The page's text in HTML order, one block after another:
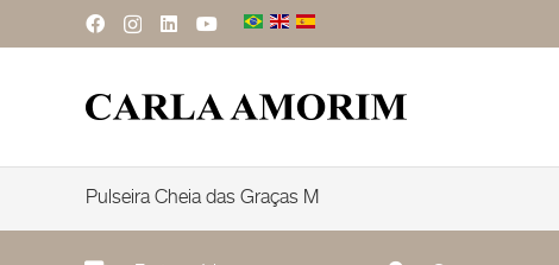
Pulseira Cheia das Graças M